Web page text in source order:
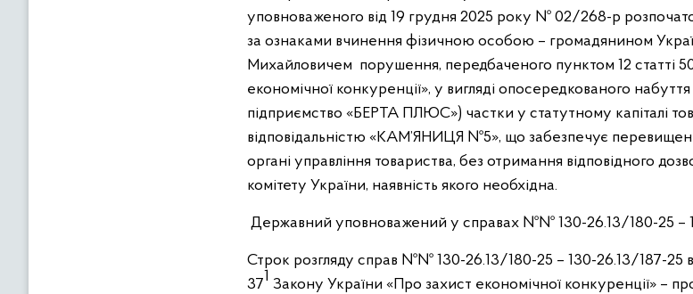
уповноваженого від 19 грудня 2025 року № 02/268-р
за ознаками вчинення фізичною особою – громадянином
Михайловичем порушення, передбаченого пунктом 12 статті
економічної конкуренції», у вигляді опосередкованого
підприємство «БЕРТА ПЛЮС») частки у статутному капіталі
відповідальністю «КАМ’ЯНИЦЯ №5», що забезпечує
органі управління товариства, без отримання відповідного
комітету України, наявність якого необхідна.
Державний уповноважений у справах №№ 130-26.13/180-25 –
Строк розгляду справ №№ 130-26.13/180-25 – 130-26.13/187-25
371 Закону України «Про захист економічної конкуренції» –